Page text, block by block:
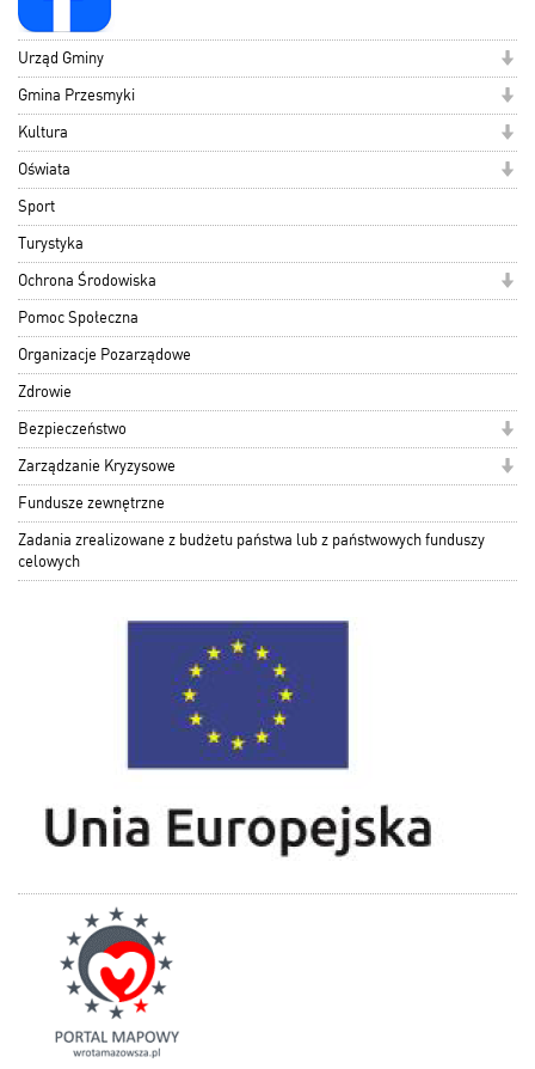
Urząd Gminy
Gmina Przesmyki
Kultura
Oświata
Sport
Turystyka
Ochrona Środowiska
Pomoc Społeczna
Organizacje Pozarządowe
Zdrowie
Bezpieczeństwo
Zarządzanie Kryzysowe
Fundusze zewnętrzne
Zadania zrealizowane z budżetu państwa lub z państwowych funduszy
celowych